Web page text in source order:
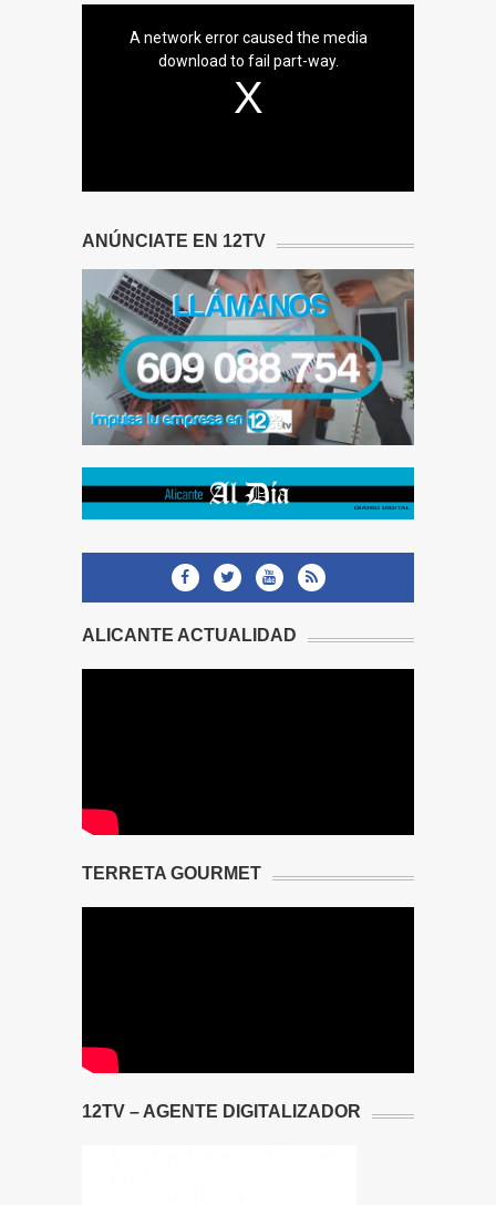
A network error caused the media
download to fail part-way.
ANÚNCIATE EN 12TV
ALICANTE ACTUALIDAD
TERRETA GOURMET
12TV – AGENTE DIGITALIZADOR